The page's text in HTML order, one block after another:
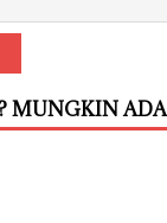
MUNGKIN